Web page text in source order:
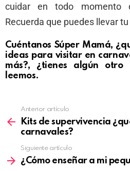
cuidar en todo momento
Recuerda que puedes llevar tu
Cuéntanos Súper Mamá,
ideas para visitar en
más?, ¿tienes algún otro
leemos.
Anterior artículo
Kits de supervivencia
carnavales?
Siguiente artículo
¿Cómo enseñar a mi